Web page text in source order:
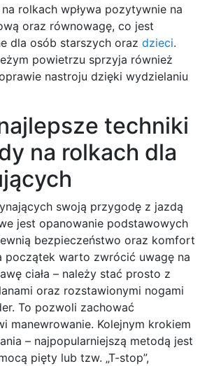
rolkach wpływa pozytywnie na
oraz równowagę, co jest
dla osób starszych oraz dzieci.
powietrzu sprzyja również
nastroju dzięki wydzielaniu
techniki
na rolkach dla
swoją przygodę z jazdą
jest opanowanie podstawowych
bezpieczeństwo oraz komfort
początek warto zwrócić uwagę na
ciała – należy stać prosto z
oraz rozstawionymi nogami
To pozwoli zachować
manewrowanie. Kolejnym krokiem
– najpopularniejszą metodą jest
pięty lub tzw. „T-stop”,